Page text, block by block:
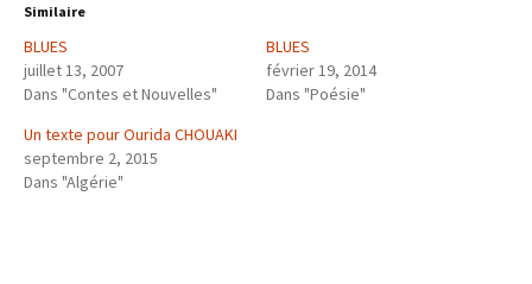
Similaire
BLUES
juillet 13, 2007
Dans "Contes et Nouvelles"
BLUES
février 19, 2014
Dans "Poésie"
Un texte pour Ourida CHOUAKI
septembre 2, 2015
Dans "Algérie"